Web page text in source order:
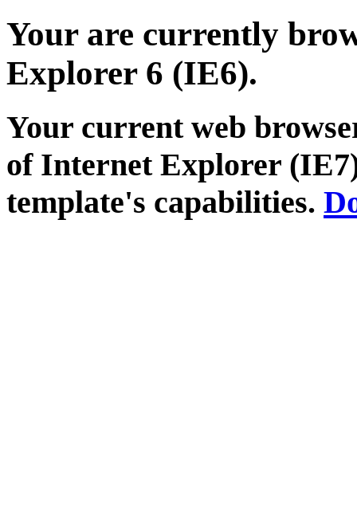
Your are currently
Explorer 6 (IE6).
Your current web
of Internet Explorer
template's capabilities.